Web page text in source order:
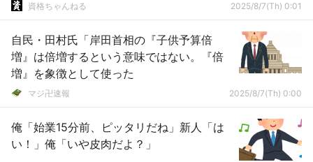
資格ちゃんねる 2025/8/7(Th) 0:01
自民・田村氏「岸田首相の『子供予算倍
増』は倍増するという意味ではない。『倍
増』を象徴として使った
マジ卍速報 2025/8/7(Th) 0:00
俺「始業15分前、ピッタリだね」新人「は
い！」俺「いや皮肉だよ？」